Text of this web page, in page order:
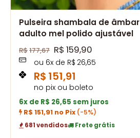
Pulseira shambala de âmbar
adulto mel polido ajustável
R$177,67 R$ 159,90
ou 6x de R$ 26,65
R$ 151,91
no pix ou boleto
6x de R$ 26,65 sem juros
R$ 151,91 no Pix (-5%)
681 vendidos Frete grátis